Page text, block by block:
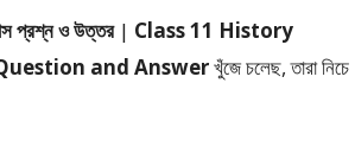
প্রশ্ন ও উত্তর| Class 11 History
and Answerখুঁজে চলেছ, তারা নিচে